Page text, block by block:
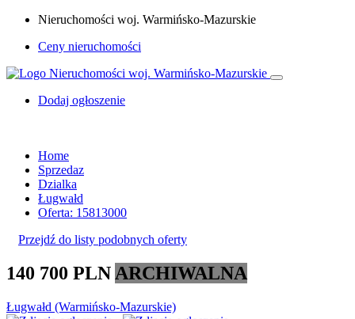
Nieruchomości woj. Warmińsko-Mazurskie
Ceny nieruchomości
Dodaj ogłoszenie
Home
Sprzedaz
Dzialka
Ługwałd
Oferta: 15813000
Przejdź do listy podobnych oferty
140 700 PLN ARCHIWALNA
Ługwałd (Warmińsko-Mazurskie)